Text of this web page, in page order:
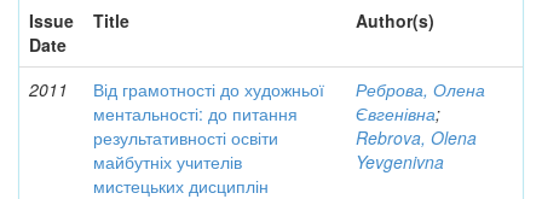
Issue
Date
Title Author(s)
2011
Від грамотності до художньої
ментальності: до питання
результативності освіти
майбутніх учителів
мистецьких дисциплін
Реброва, Олена
Євгенівна;
Rebrova, Olena
Yevgenivna